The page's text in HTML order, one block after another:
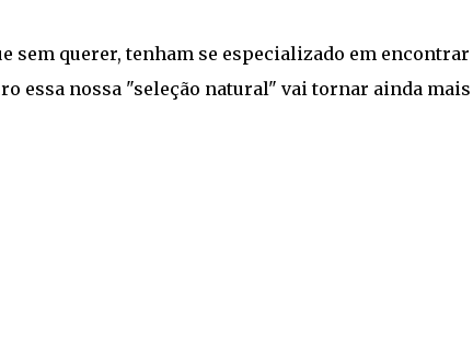
sem querer, tenham se especializado em encontrar
essa nossa "seleção natural" vai tornar ainda mais